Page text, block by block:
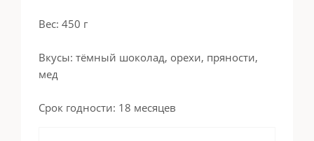
Вес: 450 г
Вкусы: тёмный шоколад, орехи, пряности,
мед
Срок годности: 18 месяцев